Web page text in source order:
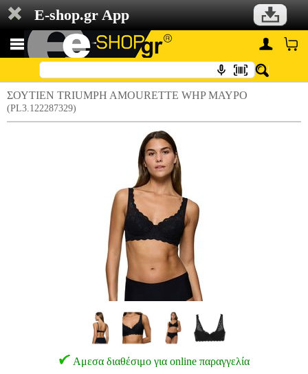
E-shop.gr App
ΣΟΥΤΙΕΝ TRIUMPH AMOURETTE WHP ΜΑΥΡΟ
(PL3.122287329)
Αμεσα διαθέσιμο για online παραγγελία